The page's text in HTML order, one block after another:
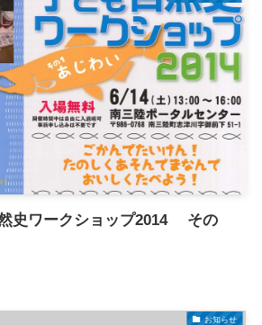
史ワークショップ2014 その
お知らせ